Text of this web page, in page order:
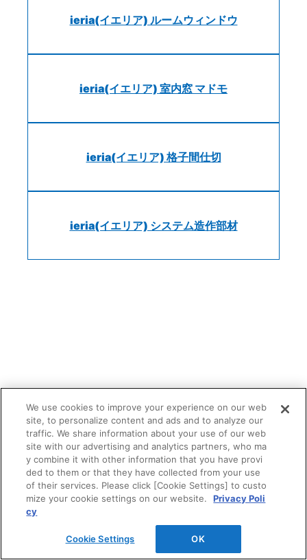
ieria(イエリア) ルームウィンドウ
ieria(イエリア) 室内窓 マドモ
ieria(イエリア) 格子間仕切
ieria(イエリア) システム造作部材
関連コンテンツ
造作部材コラム（記事）
We use cookies to improve your experience on our web
site, to personalize content and ads and to analyze our
traffic. We share information about your use of our web
site with our advertising and analytics partners, who ma
y combine it with other information that you have provi
ded to them or that they have collected from your use
of their services. Please click [Cookie Settings] to custo
mize your cookie settings on our website.
Privacy Poli
cy
Cookie Settings OK